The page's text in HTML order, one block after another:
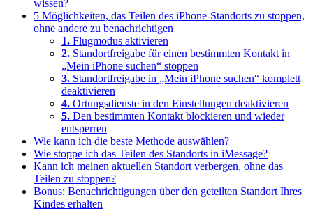
wissen?
5 Möglichkeiten, das Teilen des iPhone-Standorts zu stoppen,
ohne andere zu benachrichtigen
1. Flugmodus aktivieren
2. Standortfreigabe für einen bestimmten Kontakt in
„Mein iPhone suchen“ stoppen
3. Standortfreigabe in „Mein iPhone suchen“ komplett
deaktivieren
4. Ortungsdienste in den Einstellungen deaktivieren
5. Den bestimmten Kontakt blockieren und wieder
entsperren
Wie kann ich die beste Methode auswählen?
Wie stoppe ich das Teilen des Standorts in iMessage?
Kann ich meinen aktuellen Standort verbergen, ohne das
Teilen zu stoppen?
Bonus: Benachrichtigungen über den geteilten Standort Ihres
Kindes erhalten